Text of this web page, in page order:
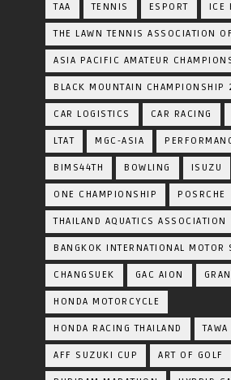
TAA TENNIS ESPORT ICE
THE LAWN TENNIS ASSOCIATION
ASIA PACIFIC AMATEUR
BLACK MOUNTAIN CHAMPIONSHIP
CAR LOGISTICS CAR RACING
LTAT MGC-ASIA
BIMS44TH BOWLING ISUZU
ONE CHAMPIONSHIP POSRCHE
THAILAND AQUATICS ASSOCIATION
BANGKOK INTERNATIONAL MOTOR
CHANGSUEK GAC AION
HONDA MOTORCYCLE
HONDA RACING THAILAND TAWA
AFF SUZUKI CUP ART OF GOLF